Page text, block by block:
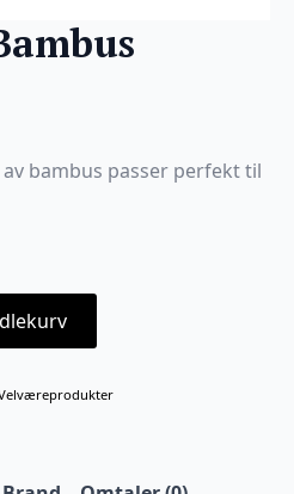
bambus passer perfekt til